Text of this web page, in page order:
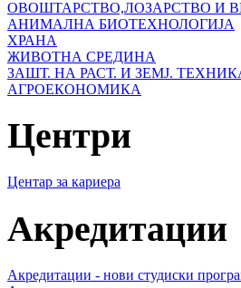
ОВОШТАРСТВО,ЛОЗАРСТВО И
АНИМАЛНА БИОТЕХНОЛОГИЈА
ХРАНА
ЖИВОТНА СРЕДИНА
ЗАШТ. НА РАСТ. И ЗЕМЈ.
АГРОЕКОНОМИКА
Центри
Центар за кариера
Акредитации
Акредитации - нови студиски